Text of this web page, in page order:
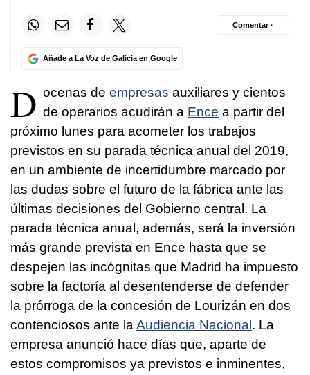
Añade a La Voz de Galicia en Google
Comentar ·
D ocenas de empresas auxiliares y cientos
de operarios acudirán a Ence a partir del
próximo lunes para acometer los trabajos
previstos en su parada técnica anual del 2019,
en un ambiente de incertidumbre marcado por
las dudas sobre el futuro de la fábrica ante las
últimas decisiones del Gobierno central. La
parada técnica anual, además, será la inversión
más grande prevista en Ence hasta que se
despejen las incógnitas que Madrid ha impuesto
sobre la factoría al desentenderse de defender
la prórroga de la concesión de Lourizán en dos
contenciosos ante la Audiencia Nacional . La
empresa anunció hace días que, aparte de
estos compromisos ya previstos e inminentes,